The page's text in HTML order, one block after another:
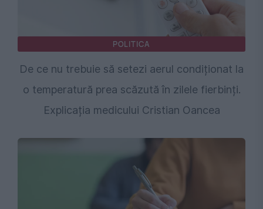
POLITICA
De ce nu trebuie să setezi aerul condiționat la
o temperatură prea scăzută în zilele fierbinți.
Explicația medicului Cristian Oancea